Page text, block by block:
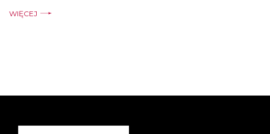
WIĘCEJ